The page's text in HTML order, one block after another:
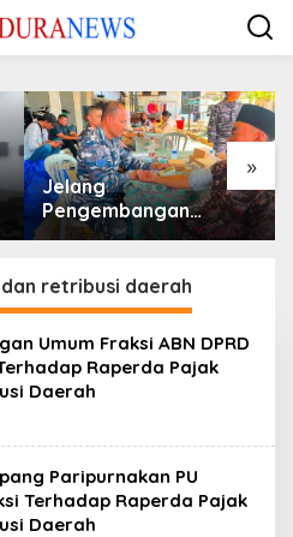
»
Jelang
Pengembangan
Lapangan Hidayah,
Madura II Perkuat
Sinergi dengan
Nelayan Sampang
retribusi daerah
Umum Fraksi ABN DPRD
Raperda Pajak
Daerah
Paripurnakan PU
Terhadap Raperda Pajak
Daerah